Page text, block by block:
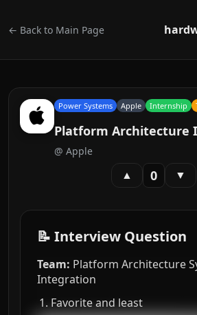
← Back to Main Page
Power Systems Apple Internship
Platform Architecture
@ Apple
▲ 0 ▼
📝 Interview Question
Team: Platform Architecture
Integration
Favorite and least